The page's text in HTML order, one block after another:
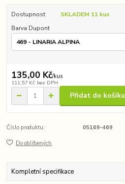
Dostupnost
SKLADEM 11 kus
Barva Dupont
135,00 Kč/kus
111,57 Kč bez DPH
Přidat do košíku
Číslo produktu: 05169-469
Do oblíbených
Kompletní specifikace